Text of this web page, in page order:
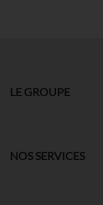
LE GROUPE
NOS SERVICES